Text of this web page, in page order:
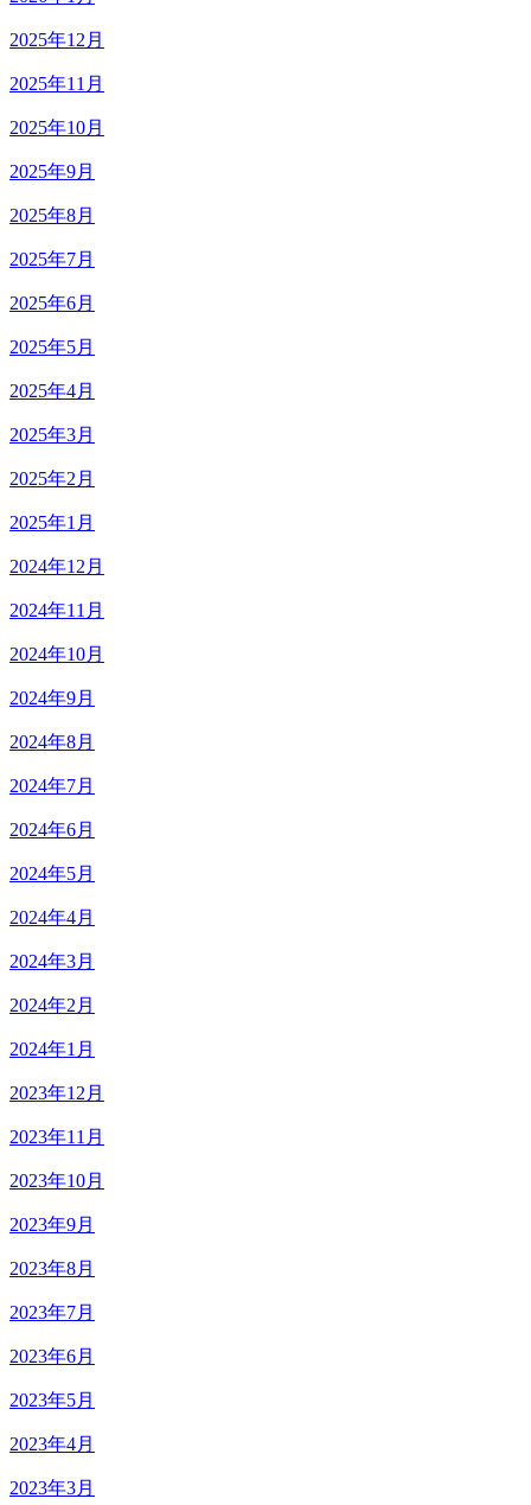
2025年12月
2025年11月
2025年10月
2025年9月
2025年8月
2025年7月
2025年6月
2025年5月
2025年4月
2025年3月
2025年2月
2025年1月
2024年12月
2024年11月
2024年10月
2024年9月
2024年8月
2024年7月
2024年6月
2024年5月
2024年4月
2024年3月
2024年2月
2024年1月
2023年12月
2023年11月
2023年10月
2023年9月
2023年8月
2023年7月
2023年6月
2023年5月
2023年4月
2023年3月